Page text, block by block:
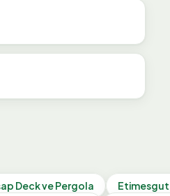
Deck ve Pergola Etimesgut